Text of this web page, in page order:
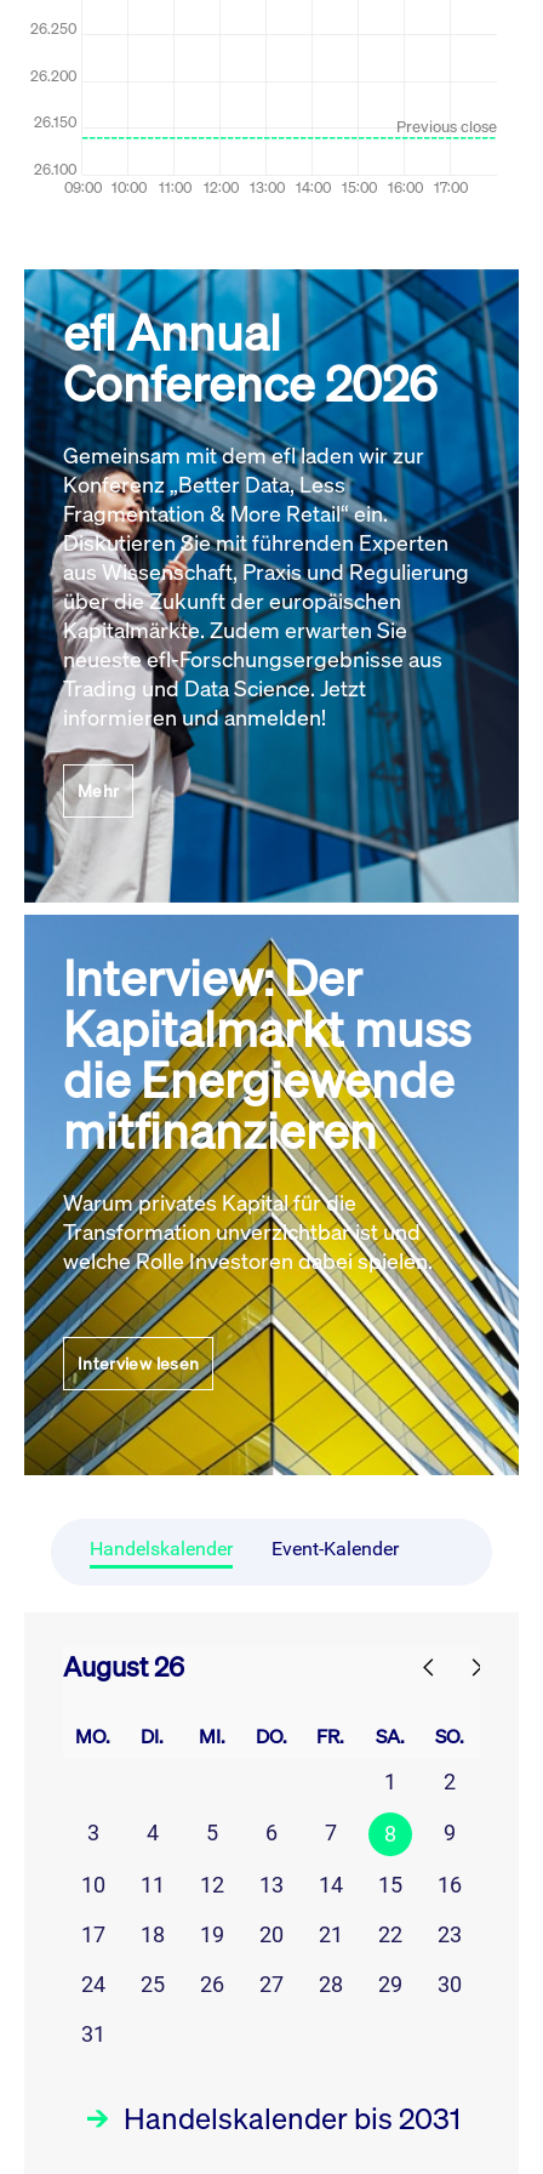
efl Annual
Conference 2026
Gemeinsam mit dem efl laden wir zur
Konferenz „Better Data, Less
Fragmentation & More Retail“ ein.
Diskutieren Sie mit führenden Experten
aus Wissenschaft, Praxis und Regulierung
über die Zukunft der europäischen
Kapitalmärkte. Zudem erwarten Sie
neueste efl-Forschungsergebnisse aus
Trading und Data Science. Jetzt
informieren und anmelden!
Mehr
Interview: Der
Kapitalmarkt muss
die Energiewende
mitfinanzieren
Warum privates Kapital für die
Transformation unverzichtbar ist und
welche Rolle Investoren dabei spielen.
Interview lesen
Handelskalender Event-Kalender
August 26
MO. DI. MI. DO. FR. SA. SO.
1
2
3
4 5 6 7 8 9
10 11 12 13 14 15
16
17
18 19 20 21 22
23
24
25 26 27 28 29
30
31
Handelskalender bis 2031